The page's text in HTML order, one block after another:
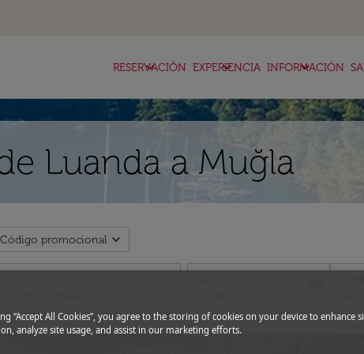
RESERVACIÓN
keyboard_arrow_down EXPERIENCIA
keyboard_arrow_down INFORMACIÓN
keyboard_arrow_down
Luanda a Muğla
Código promocional expand_more
fc-
“Accept All Cookies”, you agree to the storing of cookies on your device to enhance
analyze site usage, and assist in our marketing efforts.